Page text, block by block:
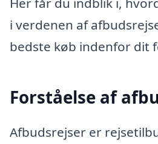
i verdenen af
bedste køb indenfor dit
Forståelse af
Afbudsrejser er